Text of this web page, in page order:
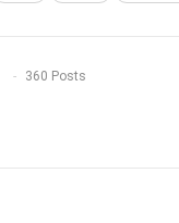
360 Posts